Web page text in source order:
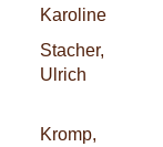
Karoline
Stacher,
Ulrich
Kromp,